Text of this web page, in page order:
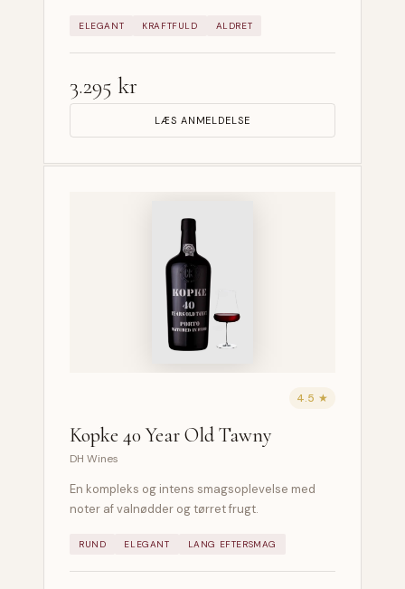
ELEGANT KRAFTFULD ALDRET
3.295 kr
LÆS ANMELDELSE
4.5 ★
Kopke 40 Year Old Tawny
DH Wines
En kompleks og intens smagsoplevelse med
noter af valnødder og tørret frugt.
RUND ELEGANT LANG EFTERSMAG